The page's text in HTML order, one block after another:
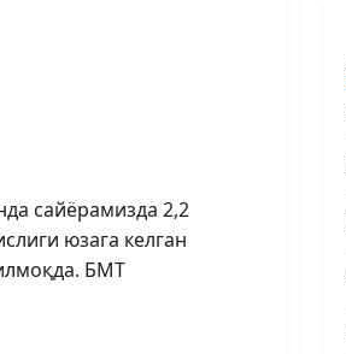
сайёрамизда 2,2
юзага келган
БМТ